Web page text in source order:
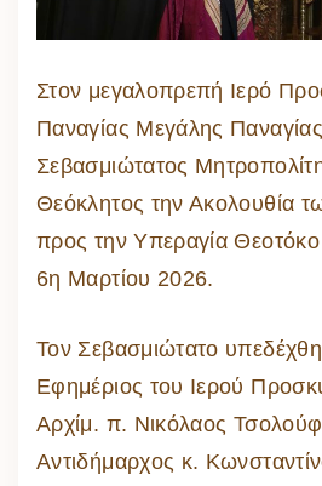
Στον μεγαλοπρεπή Ιερό
Παναγίας Μεγάλης
Σεβασμιώτατος
Θεόκλητος την Ακολουθία
προς την Υπεραγία
6η Μαρτίου 2026.
Τον Σεβασμιώτατο
Εφημέριος του Ιερού
Αρχίμ. π. Νικόλαος
Αντιδήμαρχος κ.